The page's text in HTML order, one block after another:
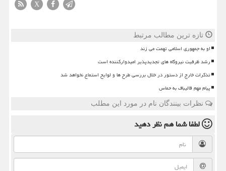
X
تازه ترین مطالب مرتبط
او به جمهوری اسلامی تهمت می زند
رشد ظرفیت نیروگاه های تجدیدپذیر امیدوارکننده است
تذکرات خارج از دستور در خلال بررسی طرح ها و لوایح استماع نخواهد شد
پیام مهم قالیباف به حماس
نظرات بینندگان نام در مورد این مطلب
لطفا شما همنظر دهید